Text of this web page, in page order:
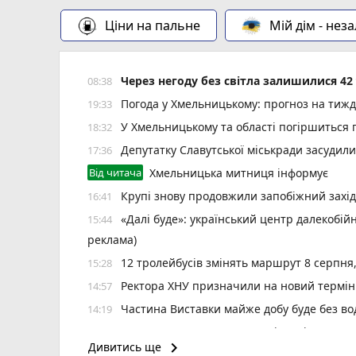
Ціни на пальне Мій дім -
08:38 Через негоду без світла залишилися
19:33 Погода у Хмельницькому: прогноз на
18:32 У Хмельницькому та області погіршиться
17:36 Депутатку Славутської міськради
Від читача Хмельницька митниця інформує
16:41 Крупі знову продовжили запобіжний захід
15:44
«Далі буде»: український центр
реклама)
15:28 12 тролейбусів змінять маршрут 8
14:57 Ректора ХНУ призначили на новий термін
14:19 Частина Виставки майже добу буде без
Визначили 20 кращих працівників
Дивитись ще keyboard_arrow_right